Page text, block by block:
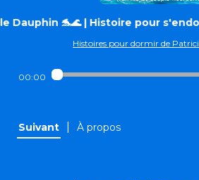
Dauphin 🐬🌊 | Histoire pour
Histoires pour dormir de
00:00
Suivant À propos